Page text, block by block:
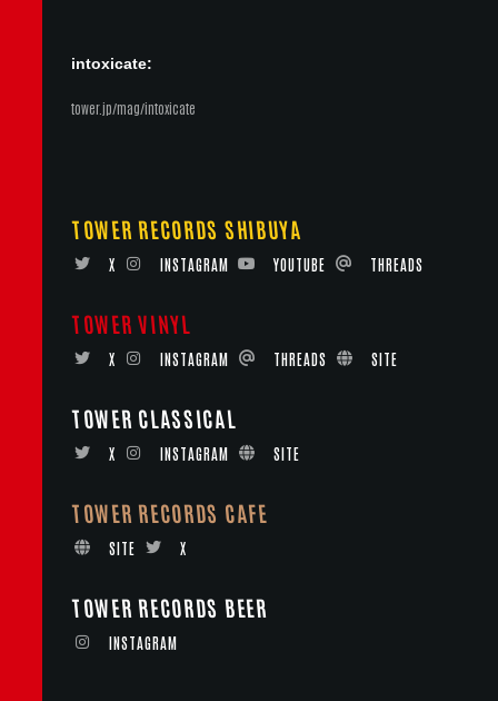
intoxicate:
tower.jp/mag/intoxicate
TOWER RECORDS SHIBUYA
X INSTAGRAM YOUTUBE THREADS
TOWER VINYL
X INSTAGRAM THREADS SITE
TOWER CLASSICAL
X INSTAGRAM SITE
TOWER RECORDS CAFE
SITE X
TOWER RECORDS BEER
INSTAGRAM